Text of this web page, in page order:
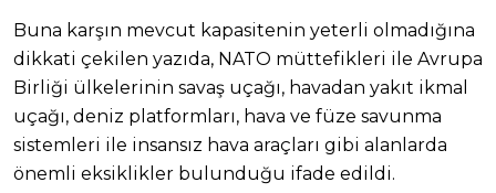
Buna karşın mevcut kapasitenin yeterli olmadığına
dikkati çekilen yazıda, NATO müttefikleri ile Avrupa
Birliği ülkelerinin savaş uçağı, havadan yakıt ikmal
uçağı, deniz platformları, hava ve füze savunma
sistemleri ile insansız hava araçları gibi alanlarda
önemli eksiklikler bulunduğu ifade edildi.